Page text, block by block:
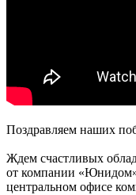
Поздравляем наших
Ждем счастливых
от компании «Юнидом»
центральном офисе